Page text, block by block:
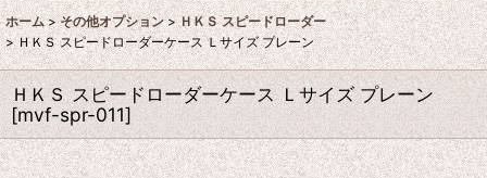
ホーム > その他オプション > ＨＫＳ スピードローダー
> ＨＫＳ スピードローダーケース Ｌサイズ プレーン
ＨＫＳ スピードローダーケース Ｌサイズ プレーン
[mvf-spr-011]